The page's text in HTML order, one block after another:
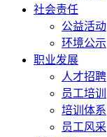
社会责任
公益活动
环境公示
职业发展
人才招聘
员工培训
培训体系
员工风采